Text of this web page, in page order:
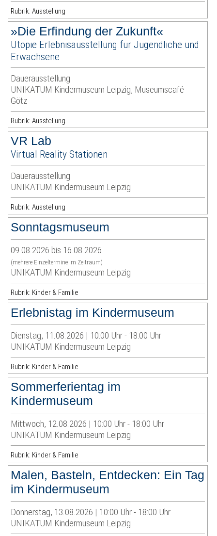
Rubrik: Ausstellung
»Die Erfindung der Zukunft«
Utopie Erlebnisausstellung für Jugendliche und
Erwachsene
Dauerausstellung
UNIKATUM Kindermuseum Leipzig, Museumscafé
Götz
Rubrik: Ausstellung
VR Lab
Virtual Reality Stationen
Dauerausstellung
UNIKATUM Kindermuseum Leipzig
Rubrik: Ausstellung
Sonntagsmuseum
09.08.2026 bis 16.08.2026
(mehrere Einzeltermine im Zeitraum)
UNIKATUM Kindermuseum Leipzig
Rubrik: Kinder & Familie
Erlebnistag im Kindermuseum
Dienstag, 11.08.2026 | 10:00 Uhr - 18:00 Uhr
UNIKATUM Kindermuseum Leipzig
Rubrik: Kinder & Familie
Sommerferientag im
Kindermuseum
Mittwoch, 12.08.2026 | 10:00 Uhr - 18:00 Uhr
UNIKATUM Kindermuseum Leipzig
Rubrik: Kinder & Familie
Malen, Basteln, Entdecken: Ein Tag
im Kindermuseum
Donnerstag, 13.08.2026 | 10:00 Uhr - 18:00 Uhr
UNIKATUM Kindermuseum Leipzig